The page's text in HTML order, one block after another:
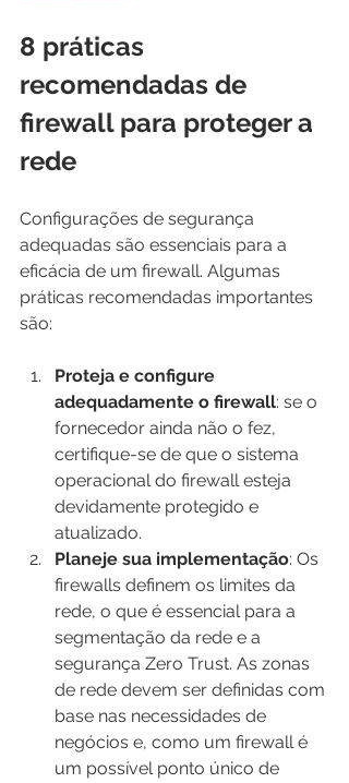
8 práticas
recomendadas de
firewall para proteger a
rede
Configurações de segurança
adequadas são essenciais para a
eficácia de um firewall. Algumas
práticas recomendadas importantes
são:
Proteja e configure
adequadamente o firewall: se o
fornecedor ainda não o fez,
certifique-se de que o sistema
operacional do firewall esteja
devidamente protegido e
atualizado.
Planeje sua implementação: Os
firewalls definem os limites da
rede, o que é essencial para a
segmentação da rede e a
segurança Zero Trust. As zonas
de rede devem ser definidas com
base nas necessidades de
negócios e, como um firewall é
um possível ponto único de